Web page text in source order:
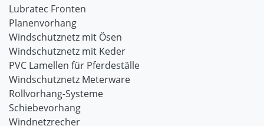
Lubratec Fronten
Planenvorhang
Windschutznetz mit Ösen
Windschutznetz mit Keder
PVC Lamellen für Pferdeställe
Windschutznetz Meterware
Rollvorhang-Systeme
Schiebevorhang
Windnetzrecher